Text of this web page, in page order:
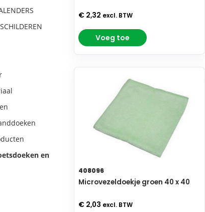
en
€ 2,32 excl. BTW
Voeg toe
408096
Microvezeldoekje groen 40 x 40
€ 2,03 excl. BTW